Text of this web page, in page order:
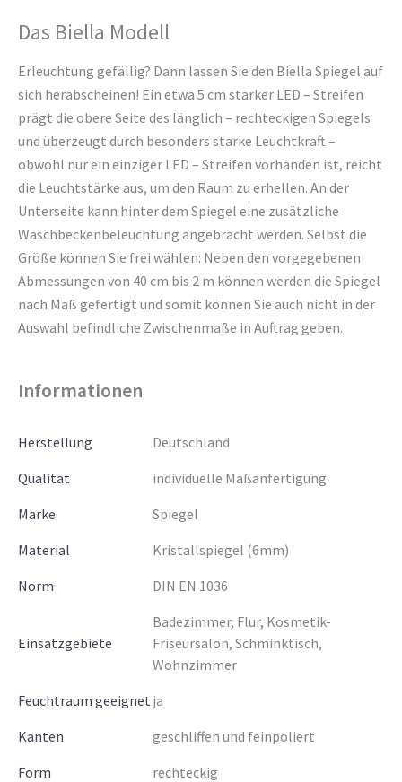
Das Biella Modell
Erleuchtung gefällig? Dann lassen Sie den Biella Spiegel auf
sich herabscheinen! Ein etwa 5 cm starker LED – Streifen
prägt die obere Seite des länglich – rechteckigen Spiegels
und überzeugt durch besonders starke Leuchtkraft –
obwohl nur ein einziger LED – Streifen vorhanden ist, reicht
die Leuchtstärke aus, um den Raum zu erhellen. An der
Unterseite kann hinter dem Spiegel eine zusätzliche
Waschbeckenbeleuchtung angebracht werden. Selbst die
Größe können Sie frei wählen: Neben den vorgegebenen
Abmessungen von 40 cm bis 2 m können werden die Spiegel
nach Maß gefertigt und somit können Sie auch nicht in der
Auswahl befindliche Zwischenmaße in Auftrag geben.
Informationen
Herstellung
Deutschland
Qualität
individuelle Maßanfertigung
Marke
Spiegel
Material
Kristallspiegel (6mm)
Norm
DIN EN 1036
Einsatzgebiete
Badezimmer, Flur, Kosmetik-
Friseursalon, Schminktisch,
Wohnzimmer
Feuchtraum geeignet ja
Kanten
geschliffen und feinpoliert
Form
rechteckig